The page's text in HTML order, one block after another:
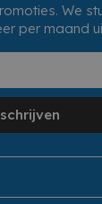
We
per maand